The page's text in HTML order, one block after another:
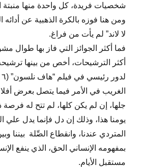
شخصيات فريدة، كل واحدة منها منبتة
ومن هنا فوزه بالكرة الذهبية عن أدائه
لا لاند” لم يأت من فراغ.
فما أكثر الجوائز التي فاز بها طوال
أكثر الترشيحات، أخص من بينها
لدور رئيسي في فيلم “هاف نلسون” (٢٠٠٦).
الغريب في الأمر فيما يتصل بعرض
جلها، إن لم يكن كلها، لم تتح له
يومنا هذا، وذلك إن دل فإنما يدل علي
المتردي عندنا، وانقطاع الصِّلة بيننا
بمفهومه الإنساني الحق، الذي ينفع
مستقبل الأيام.